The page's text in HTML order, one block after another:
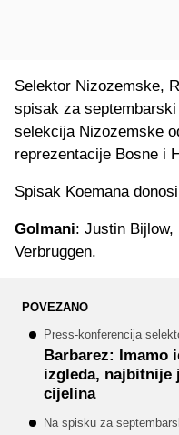
Selektor Nizozemske,
spisak za
selekcija Nizozemske
reprezentacije Bosne i
Spisak Koemana
Golmani: Justin
Verbruggen.
POVEZANO
Press-konferencija
Barbarez: Imamo
izgleda, najbitnije
cijelina
Na spisku za